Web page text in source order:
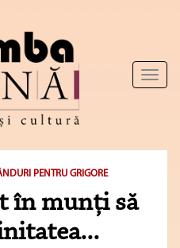
Toggle
PENTRU GRIGORE
în munţi să